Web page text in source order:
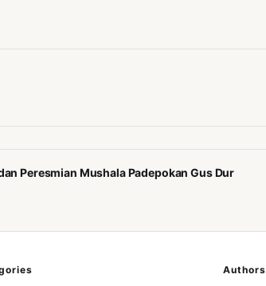
Peresmian Mushala Padepokan Gus Dur
Authors